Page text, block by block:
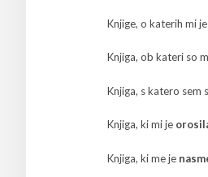
Knjige, o katerih mi
Knjiga, ob kateri so
Knjiga, s katero sem
Knjiga, ki mi je
Knjiga, ki me je